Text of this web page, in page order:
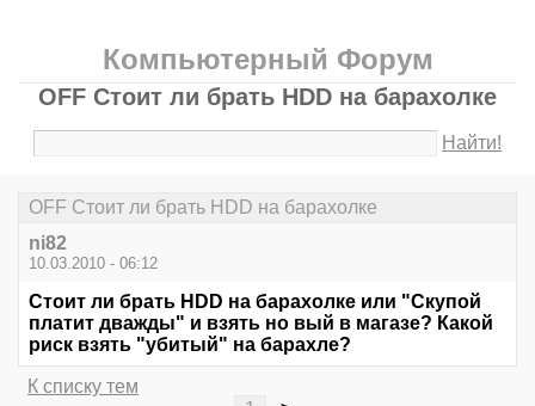
Компьютерный Форум
OFF Стоит ли брать HDD на барахолке
Найти!
OFF Стоит ли брать HDD на барахолке
ni82
10.03.2010 - 06:12
Стоит ли брать HDD на барахолке или "Скупой
платит дважды" и взять но вый в магазе? Какой
риск взять "убитый" на барахле?
К списку тем